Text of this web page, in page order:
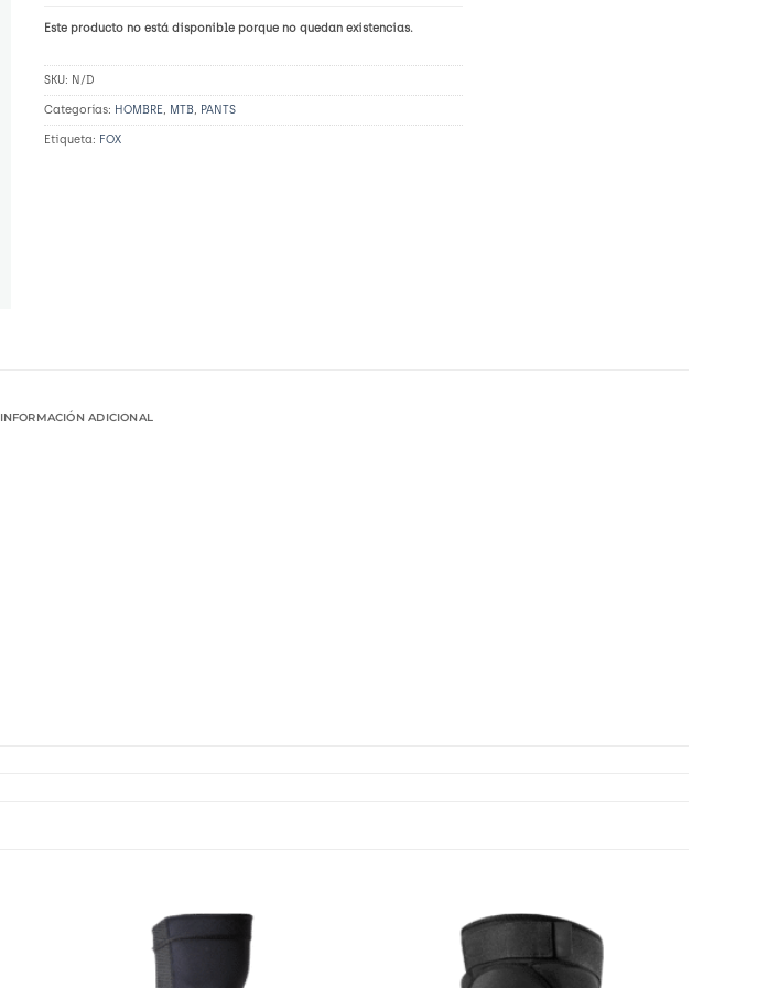
Este producto no está disponible porque no quedan existencias.
SKU: N/D
Categorías: HOMBRE, MTB, PANTS
Etiqueta: FOX
INFORMACIÓN ADICIONAL